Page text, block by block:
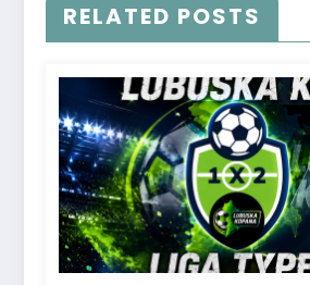
RELATED POSTS